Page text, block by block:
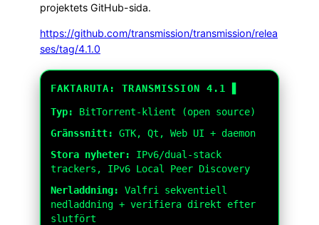
projektets GitHub-sida.
https://github.com/transmission/transmission/relea
ses/tag/4.1.0
FAKTARUTA: TRANSMISSION 4.1
Typ:
BitTorrent-klient (open source)
Gränssnitt:
GTK, Qt, Web UI + daemon
Stora nyheter:
IPv6/dual-stack
trackers, IPv6 Local Peer Discovery
Nerladdning:
Valfri sekventiell
nedladdning + verifiera direkt efter
slutfört